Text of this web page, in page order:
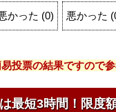
かった (0) 悪かった (
投票の結果ですので参
最短3時間！限度